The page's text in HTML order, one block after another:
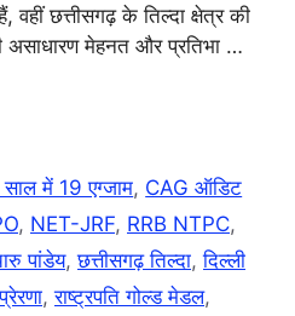
वहीं छत्तीसगढ़ के तिल्दा क्षेत्र की
असाधारण मेहनत और प्रतिभा …
में 19 एग्जाम, CAG ऑडिट
, NET-JRF, RRB NTPC,
पांडेय,छत्तीसगढ़ तिल्दा,दिल्ली
,राष्ट्रपति गोल्ड मेडल,